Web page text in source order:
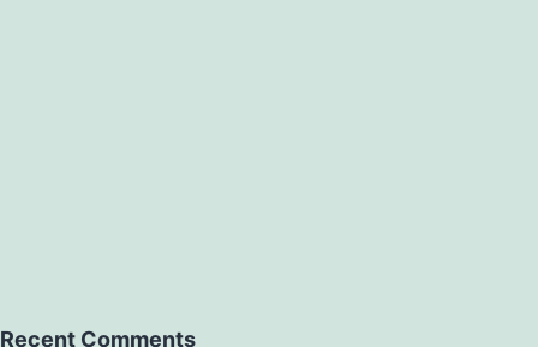
Recent Comments